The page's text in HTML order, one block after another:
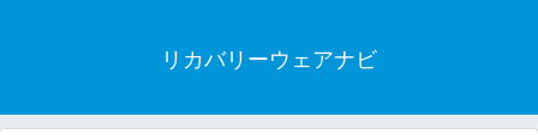
リカバリーウェアナビ